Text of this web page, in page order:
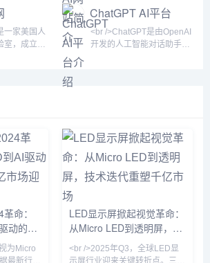
进行自然
编程辅助、
作、文档
的回答。无论是学术研究、
日常咨询、技术问题还是市
场分析，Perplexity都能提
自然语言与
。自2022
它迅速成为
AI产品之
仅改变了人
，也推动
/><br />
2016年。它最初以开发聊天
机器人应用起家，后来转型
为面向AI开发者、研究人员
和企业的开源社区与工具提
种预训练模型，涵盖文本、
图像、音频、视频等多模态
领域。<
一家美国人
室，成立于
）惠及全
初是非营
业产品反哺
的产品包
模型、
模型，以
。
>OpenAI最
ChatGPT AI平台
介绍
<br />ChatGPT是由OpenAI
开发的人工智能对话助手，
ChatGPT能够通过自然语言
交互完成问答、写作、编
程、翻译、创意生成等多种
任务，并支持多轮对话，记
忆上下文，提供个性化回
命：
动的智
来爆发
为Micro
最新行业
LED显示屏掀起视觉革命：
从Micro LED到透明屏，技
术迭代重塑千亿市场
<br />2025年Q3，全球LED显
示屏行业迎来关键转折点。三